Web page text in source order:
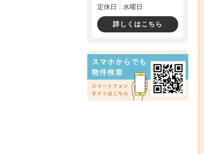
定休日 : 水曜日
詳しくはこちら